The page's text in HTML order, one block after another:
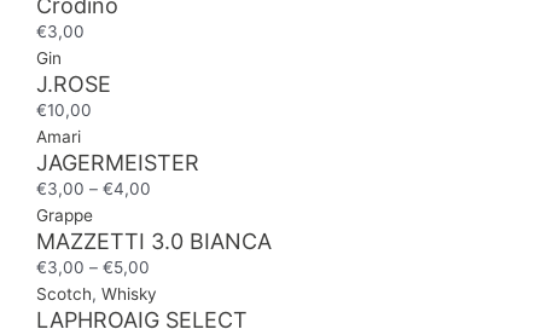
Crodino
€3,00
Gin
J.ROSE
€10,00
Amari
JAGERMEISTER
€3,00 – €4,00
Grappe
MAZZETTI 3.0 BIANCA
€3,00 – €5,00
Scotch, Whisky
LAPHROAIG SELECT